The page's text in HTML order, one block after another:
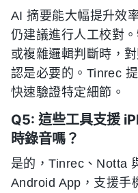
AI 摘要能大幅提升效
仍建議進行人工校對
或複雜邏輯判斷時，
認是必要的。Tinrec
快速驗證特定細節。
Q5: 這些工具支援
時錄音嗎？
是的，Tinrec、Notta
Android App，支援手